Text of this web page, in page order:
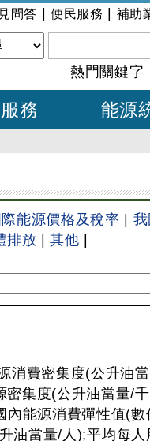
問答 便民服務 補助
熱門關鍵字
務 能源
際能源價格及稅率
排放 |其他
消費密集度(公升油
集度(公升油當量/
能源消費彈性值(
油當量/人);平均每